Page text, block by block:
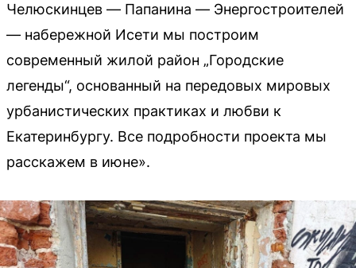
Челюскинцев — Папанина — Энергостроителей
— набережной Исети мы построим
современный жилой район „Городские
легенды“, основанный на передовых мировых
урбанистических практиках и любви к
Екатеринбургу. Все подробности проекта мы
расскажем в июне».